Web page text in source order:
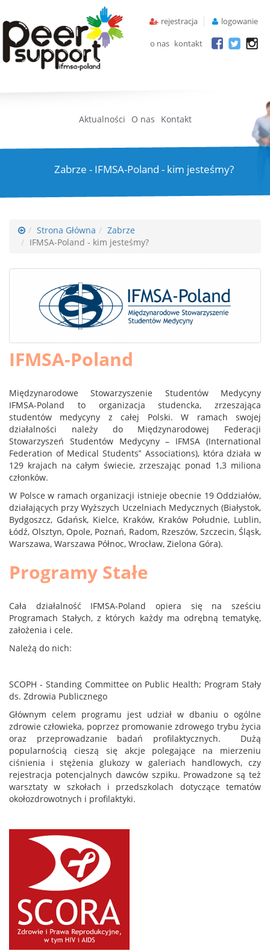
rejestracja logowanie
o nas kontakt
Aktualności O nas Kontakt
Zabrze - IFMSA-Poland - kim jesteśmy?
Strona Główna
Zabrze
IFMSA-Poland - kim jesteśmy?
IFMSA-Poland
Międzynarodowe Stowarzyszenie Studentów Medycyny
IFMSA-Poland to organizacja studencka, zrzeszająca
studentów medycyny z całej Polski. W ramach swojej
działalności należy do Międzynarodowej Federacji
Stowarzyszeń Studentów Medycyny – IFMSA (International
Federation of Medical Students‟ Associations), która działa w
129 krajach na całym świecie, zrzeszając ponad 1,3 miliona
członków.
W Polsce w ramach organizacji istnieje obecnie 19 Oddziałów,
działających przy Wyższych Uczelniach Medycznych (Białystok,
Bydgoszcz, Gdańsk, Kielce, Kraków, Kraków Południe, Lublin,
Łódź, Olsztyn, Opole, Poznań, Radom, Rzeszów, Szczecin, Śląsk,
Warszawa, Warszawa Północ, Wrocław, Zielona Góra).
Programy Stałe
Cała działalność IFMSA-Poland opiera się na sześciu
Programach Stałych, z których każdy ma odrębną tematykę,
założenia i cele.
Należą do nich:
SCOPH - Standing Committee on Public Health; Program Stały
ds. Zdrowia Publicznego
Głównym celem programu jest udział w dbaniu o ogólne
zdrowie człowieka, poprzez promowanie zdrowego trybu życia
oraz przeprowadzanie badań profilaktycznych. Dużą
popularnością cieszą się akcje polegające na mierzeniu
ciśnienia i stężenia glukozy w galeriach handlowych, czy
rejestracja potencjalnych dawców szpiku. Prowadzone są też
warsztaty w szkołach i przedszkolach dotyczące tematów
okołozdrowotnych i profilaktyki.